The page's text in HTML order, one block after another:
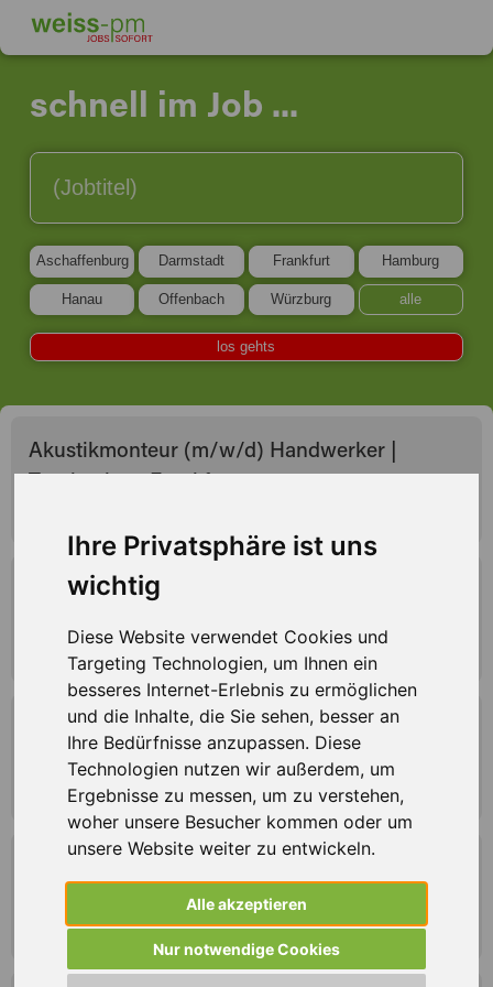
Ihre Privatsphäre ist uns
wichtig
Diese Website verwendet Cookies und
Targeting Technologien, um Ihnen ein
besseres Internet-Erlebnis zu ermöglichen
und die Inhalte, die Sie sehen, besser an
Ihre Bedürfnisse anzupassen. Diese
Technologien nutzen wir außerdem, um
Ergebnisse zu messen, um zu verstehen,
woher unsere Besucher kommen oder um
unsere Website weiter zu entwickeln.
Alle akzeptieren
Nur notwendige Cookies
schnell im Job ...
Aschaffenburg Darmstadt Frankfurt Hamburg
Hanau Offenbach Würzburg alle
los gehts
Akustikmonteur (m/w/d) Handwerker |
Trockenbau, Frankfurt
Anlagenfahrer (m/w/d) Chemie |
64293 Darmstadt
Anlagenmechaniker (m/w/d) Monteur,
Rödermark
63322 Rödermark
Anlagenmechaniker (m/w/d) Sanitär und
63450 Hanau